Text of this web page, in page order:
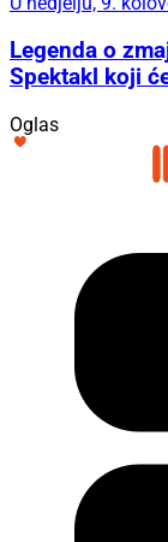
Legenda o
Spektakl koji
Oglas